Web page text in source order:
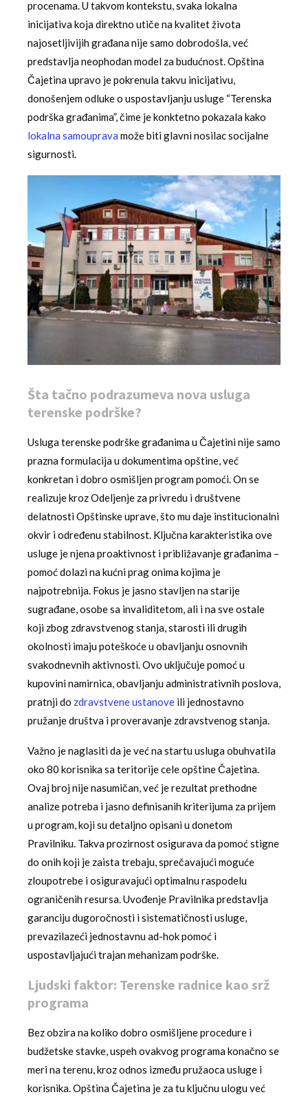
procenama. U takvom kontekstu, svaka lokalna
inicijativa koja direktno utiče na kvalitet života
najosetljivijih građana nije samo dobrodošla, već
predstavlja neophodan model za budućnost. Opština
Čajetina upravo je pokrenula takvu inicijativu,
donošenjem odluke o uspostavljanju usluge “Terenska
podrška građanima”, čime je konktetno pokazala kako
lokalna samouprava može biti glavni nosilac socijalne
sigurnosti.
Šta tačno podrazumeva nova usluga
terenske podrške?
Usluga terenske podrške građanima u Čajetini nije samo
prazna formulacija u dokumentima opštine, već
konkretan i dobro osmišljen program pomoći. On se
realizuje kroz Odeljenje za privredu i društvene
delatnosti Opštinske uprave, što mu daje institucionalni
okvir i određenu stabilnost. Ključna karakteristika ove
usluge je njena proaktivnost i približavanje građanima –
pomoć dolazi na kućni prag onima kojima je
najpotrebnija. Fokus je jasno stavljen na starije
sugrađane, osobe sa invaliditetom, ali i na sve ostale
koji zbog zdravstvenog stanja, starosti ili drugih
okolnosti imaju poteškoće u obavljanju osnovnih
svakodnevnih aktivnosti. Ovo uključuje pomoć u
kupovini namirnica, obavljanju administrativnih poslova,
pratnji do zdravstvene ustanove ili jednostavno
pružanje društva i proveravanje zdravstvenog stanja.
Važno je naglasiti da je već na startu usluga obuhvatila
oko 80 korisnika sa teritorije cele opštine Čajetina.
Ovaj broj nije nasumičan, već je rezultat prethodne
analize potreba i jasno definisanih kriterijuma za prijem
u program, koji su detaljno opisani u donetom
Pravilniku. Takva prozirnost osigurava da pomoć stigne
do onih koji je zaista trebaju, sprečavajući moguće
zloupotrebe i osiguravajući optimalnu raspodelu
ograničenih resursa. Uvođenje Pravilnika predstavlja
garanciju dugoročnosti i sistematičnosti usluge,
prevazilazeći jednostavnu ad-hok pomoć i
uspostavljajući trajan mehanizam podrške.
Ljudski faktor: Terenske radnice kao srž
programa
Bez obzira na koliko dobro osmišljene procedure i
budžetske stavke, uspeh ovakvog programa konačno se
meri na terenu, kroz odnos između pružaoca usluge i
korisnika. Opština Čajetina je za tu ključnu ulogu već